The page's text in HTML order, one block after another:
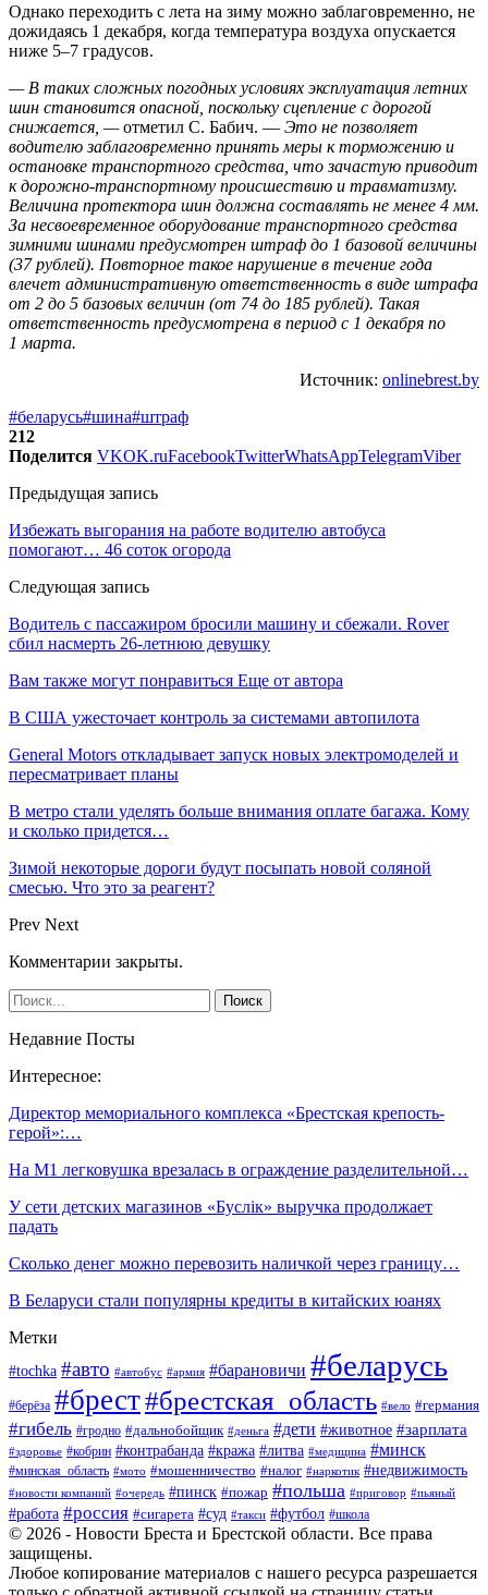
Однако переходить с лета на зиму можно заблаговременно, не
дожидаясь 1 декабря, когда температура воздуха опускается
ниже 5–7 градусов.
— В таких сложных погодных условиях эксплуатация летних
шин становится опасной, поскольку сцепление с дорогой
снижается, —отметил С. Бабич. — Это не позволяет
водителю заблаговременно принять меры к торможению и
остановке транспортного средства, что зачастую приводит
к дорожно-транспортному происшествию и травматизму.
Величина протектора шин должна составлять не менее 4 мм.
За несвоевременное оборудование транспортного средства
зимними шинами предусмотрен штраф до 1 базовой величины
(37 рублей). Повторное такое нарушение в течение года
влечет административную ответственность в виде штрафа
от 2 до 5 базовых величин (от 74 до 185 рублей). Такая
ответственность предусмотрена в период с 1 декабря по
1 марта.
Источник: onlinebrest.by
#беларусь#шина#штраф
212
Поделится VKOK.ruFacebookTwitterWhatsAppTelegramViber
Предыдущая запись
Избежать выгорания на работе водителю автобуса
помогают… 46 соток огорода
Следующая запись
Водитель с пассажиром бросили машину и сбежали. Rover
сбил насмерть 26-летнюю девушку
Вам также могут понравиться Еще от автора
В США ужесточает контроль за системами автопилота
General Motors откладывает запуск новых электромоделей и
пересматривает планы
В метро стали уделять больше внимания оплате багажа. Кому
и сколько придется…
Зимой некоторые дороги будут посыпать новой соляной
смесью. Что это за реагент?
Prev Next
Комментарии закрыты.
Недавние Посты
Интересное:
Директор мемориального комплекса «Брестская крепость-
герой»:…
На М1 легковушка врезалась в ограждение разделительной…
У сети детских магазинов «Буслiк» выручка продолжает
падать
Сколько денег можно перевозить наличкой через границу…
В Беларуси стали популярны кредиты в китайских юанях
Метки
#tochka #авто #автобус #армия #барановичи #беларусь
#берёза #брест#брестская_область #вело #германия
#гибель #гродно #дальнобойщик #деньга #дети #животное #зарплата
#здоровье #кобрин #контрабанда #кража #литва #медицина #минск
#минская_область #мото #мошенничество #налог #наркотик #недвижимость
#новости компаний #очередь #пинск #пожар #польша #приговор #пьяный
#работа #россия #сигарета #суд #такси #футбол #школа
© 2026 - Новости Бреста и Брестской области. Все права
защищены.
Любое копирование материалов с нашего ресурса разрешается